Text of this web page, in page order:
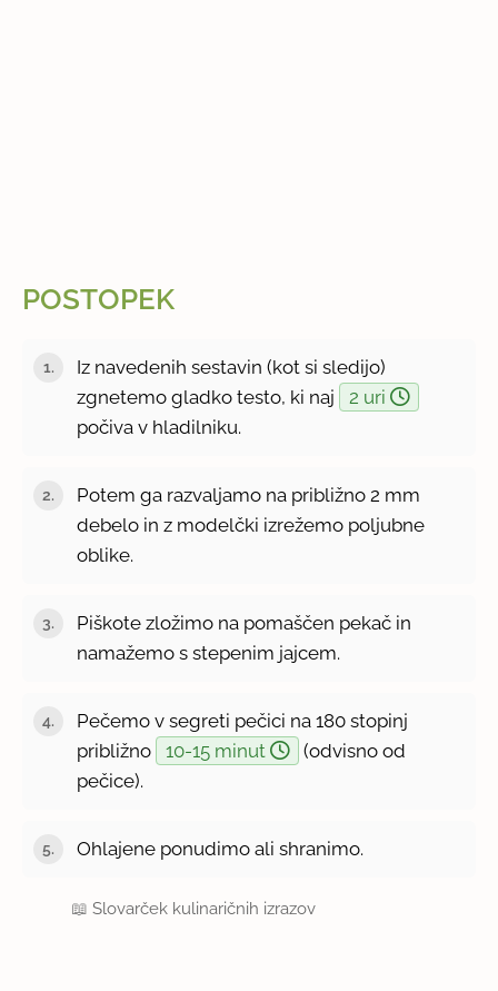
POSTOPEK
Iz navedenih sestavin (kot si sledijo)
zgnetemo gladko testo, ki naj
2 uri
počiva v hladilniku.
Potem ga razvaljamo na približno 2 mm
debelo in z modelčki izrežemo poljubne
oblike.
Piškote zložimo na pomaščen pekač in
namažemo s stepenim jajcem.
Pečemo v segreti pečici na 180 stopinj
približno
10-15 minut
(odvisno od
pečice).
Ohlajene ponudimo ali shranimo.
📖Slovarček kulinaričnih izrazov